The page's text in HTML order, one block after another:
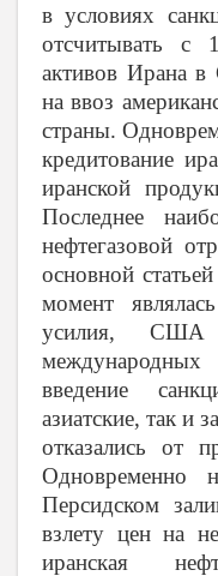
в условиях
отсчитывать с
активов Ирана
на ввоз
страны.
кредитование
иранской
Последнее
нефтегазовой
основной
момент
усилия, США
введение
азиатские, так и
отказались от
Одновременно
Персидском
взлету цен на
иранская